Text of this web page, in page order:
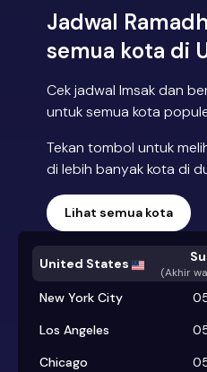
Jadwal
semua kota di
Cek jadwal Imsak dan
untuk semua kota
Tekan tombol untuk
di lebih banyak kota di
Lihat semua kota
United States
(Akhir
New York City
Los Angeles
Chicago